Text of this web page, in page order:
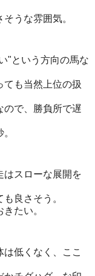
うな雰囲気。
"という方向の馬な
ても当然上位の扱
で、勝負所で遅
はスローな展開を
良さそう。
たい。
低くなく、ここ